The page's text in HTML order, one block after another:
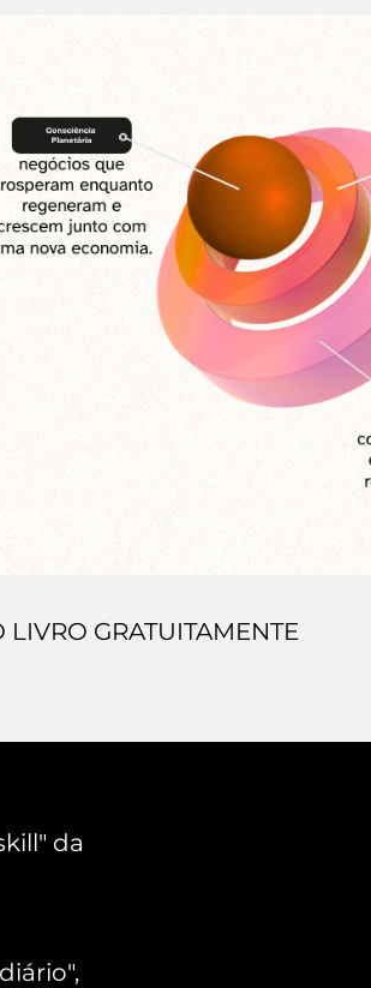
LIVRO GRATUITAMENTE
da